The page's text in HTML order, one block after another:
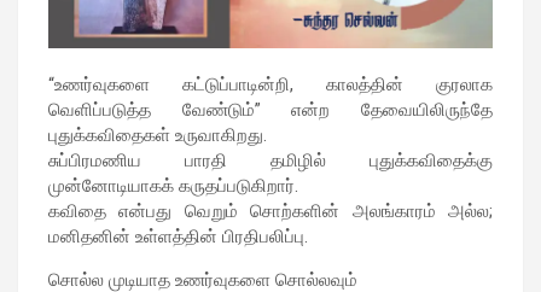
“உணர்வுகளை கட்டுப்பாடின்றி, காலத்தின் குரலாக
வெளிப்படுத்த வேண்டும்” என்ற தேவையிலிருந்தே
புதுக்கவிதைகள் உருவாகிறது.
சுப்பிரமணிய பாரதி தமிழில் புதுக்கவிதைக்கு
முன்னோடியாகக் கருதப்படுகிறார்.
கவிதை என்பது வெறும் சொற்களின் அலங்காரம் அல்ல;
மனிதனின் உள்ளத்தின் பிரதிபலிப்பு.
சொல்ல முடியாத உணர்வுகளை சொல்லவும்